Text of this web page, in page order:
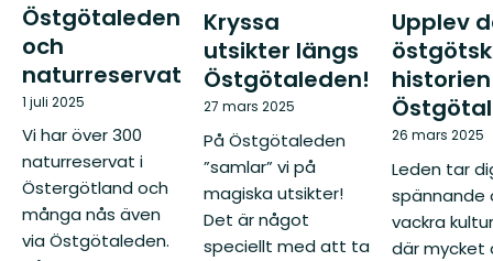
Östgötaleden
och
naturreservat
1 juli 2025
Vi har över 300
naturreservat i
Östergötland och
många nås även
via Östgötaleden.
Kryssa
utsikter längs
Östgötaleden!
27 mars 2025
På Östgötaleden
”samlar” vi på
magiska utsikter!
Det är något
speciellt med att ta
Upplev
26 mars 2025
Leden tar
spännande
vackra
där mycket